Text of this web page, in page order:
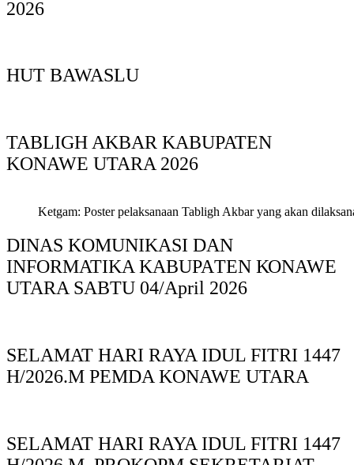
2026
HUT BAWASLU
TABLIGH AKBAR KABUPATEN
KONAWE UTARA 2026
Ketgam: Poster pelaksanaan Tabligh Akbar yang akan
DINAS KOMUNIKASI DAN
INFORMATIKA KABUPAΤΕΝ ΚΟNAWE
UTARA SABTU 04/April 2026
SELAMAT HARI RAYA IDUL FITRI 1447
H/2026.M PEMDA KONAWE UTARA
SELAMAT HARI RAYA IDUL FITRI 1447